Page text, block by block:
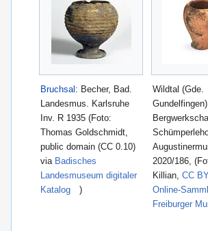
Bruchsal : Becher, Bad.
Landesmus. Karlsruhe
Inv. R 1935 (Foto:
Thomas Goldschmidt,
public domain (CC 0.10)
via Badisches
Landesmuseum digitaler
Katalog
)
Wildtal (Gde.
2020/186,
Killian,CC
Online-
Freiburger